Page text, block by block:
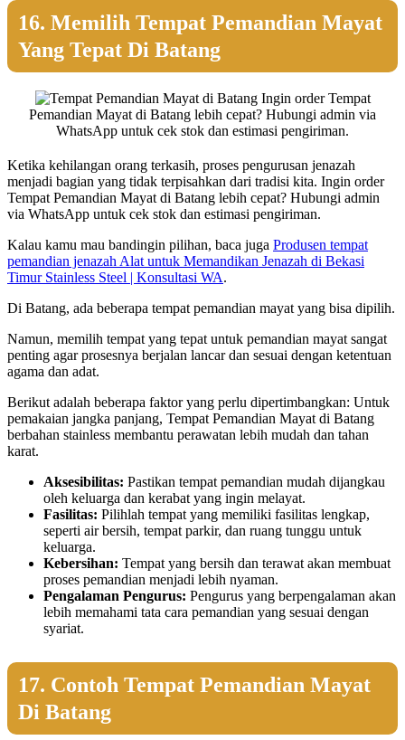
16. Memilih Tempat Pemandian Mayat
Yang Tepat Di Batang
Ingin order Tempat
Pemandian Mayat di Batang lebih cepat? Hubungi admin via
WhatsApp untuk cek stok dan estimasi pengiriman.
Ketika kehilangan orang terkasih, proses pengurusan jenazah
menjadi bagian yang tidak terpisahkan dari tradisi kita. Ingin order
Tempat Pemandian Mayat di Batang lebih cepat? Hubungi admin
via WhatsApp untuk cek stok dan estimasi pengiriman.
Kalau kamu mau bandingin pilihan, baca juga Produsen tempat
pemandian jenazah Alat untuk Memandikan Jenazah di Bekasi
Timur Stainless Steel | Konsultasi WA.
Di Batang, ada beberapa tempat pemandian mayat yang bisa dipilih.
Namun, memilih tempat yang tepat untuk pemandian mayat sangat
penting agar prosesnya berjalan lancar dan sesuai dengan ketentuan
agama dan adat.
Berikut adalah beberapa faktor yang perlu dipertimbangkan: Untuk
pemakaian jangka panjang, Tempat Pemandian Mayat di Batang
berbahan stainless membantu perawatan lebih mudah dan tahan
karat.
Aksesibilitas: Pastikan tempat pemandian mudah dijangkau
oleh keluarga dan kerabat yang ingin melayat.
Fasilitas: Pilihlah tempat yang memiliki fasilitas lengkap,
seperti air bersih, tempat parkir, dan ruang tunggu untuk
keluarga.
Kebersihan: Tempat yang bersih dan terawat akan membuat
proses pemandian menjadi lebih nyaman.
Pengalaman Pengurus: Pengurus yang berpengalaman akan
lebih memahami tata cara pemandian yang sesuai dengan
syariat.
17. Contoh Tempat Pemandian Mayat
Di Batang